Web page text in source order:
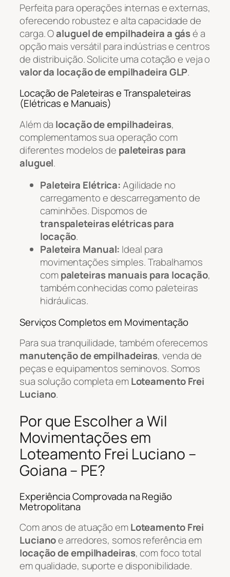
Perfeita para operações internas e externas,
oferecendo robustez e alta capacidade de
carga. Oaluguel de empilhadeira a gásé a
opção mais versátil para indústrias e centros
de distribuição. Solicite uma cotação e veja o
valor da locação de empilhadeira GLP.
Locação de Paleteiras e Transpaleteiras
(Elétricas e Manuais)
Além da locação de empilhadeiras,
complementamos sua operação com
diferentes modelos de paleteiras para
aluguel.
Paleteira Elétrica:Agilidade no
carregamento e descarregamento de
caminhões. Dispomos de
transpaleteiras elétricas para
locação.
Paleteira Manual: Ideal para
movimentações simples. Trabalhamos
compaleteiras manuais para locação,
também conhecidas como paleteiras
hidráulicas.
Serviços Completos em Movimentação
Para sua tranquilidade, também oferecemos
manutenção de empilhadeiras, venda de
peças e equipamentos seminovos. Somos
sua solução completa emLoteamento Frei
Luciano.
Por que Escolher a Wil
Movimentações em
Loteamento Frei Luciano –
Goiana – PE?
Experiência Comprovada na Região
Metropolitana
Com anos de atuação emLoteamento Frei
Lucianoe arredores, somos referência em
locação de empilhadeiras, com foco total
em qualidade, suporte e disponibilidade.